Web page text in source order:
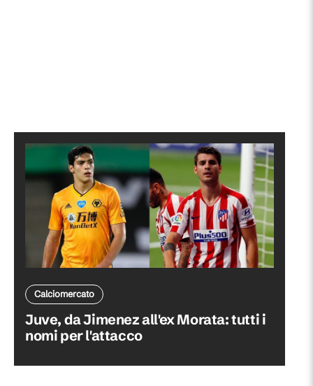
Calciomercato
Juve, da Jimenez all'ex Morata: tutti i
nomi per l'attacco